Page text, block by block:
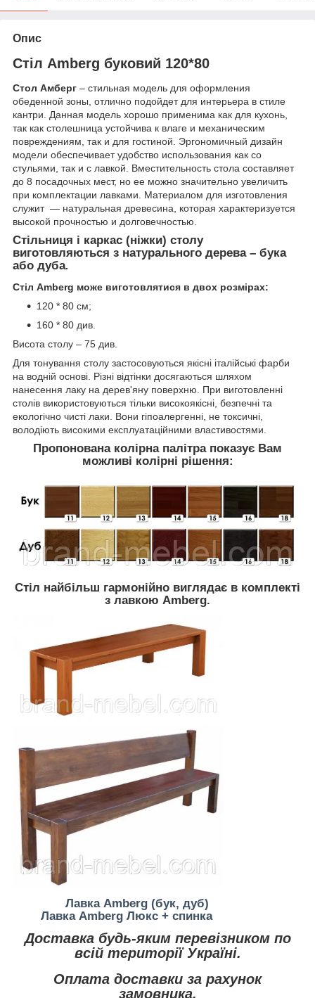
Опис
Стіл Amberg буковий 120*80
Стол Амберг – стильная модель для оформления
обеденной зоны, отлично подойдет для интерьера в стиле
кантри. Данная модель хорошо применима как для кухонь,
так как столешница устойчива к влаге и механическим
повреждениям, так и для гостиной. Эргономичный дизайн
модели обеспечивает удобство использования как со
стульями, так и с лавкой. Вместительность стола составляет
до 8 посадочных мест, но ее можно значительно увеличить
при комплектации лавками. Материалом для изготовления
служит — натуральная древесина, которая характеризуется
высокой прочностью и долговечностью.
Стільниця і каркас (ніжки) столу
виготовляються з натурального дерева – бука
або дуба.
Стіл Amberg може виготовлятися в двох розмірах:
120 * 80 см;
160 * 80 див.
Висота столу – 75 див.
Для тонування столу застосовуються якісні італійські фарби
на водній основі. Різні відтінки досягаються шляхом
нанесення лаку на дерев'яну поверхню. При виготовленні
столів використовуються тільки високоякісні, безпечні та
екологічно чисті лаки. Вони гіпоалергенні, не токсичні,
володіють високими експлуатаційними властивостями.
Пропонована колірна палітра показує Вам
можливі колірні рішення:
Стіл найбільш гармонійно виглядає в комплекті
з лавкою Amberg.
Лавка Amberg (бук, дуб)
Лавка Amberg Люкс + спинка
Доставка будь-яким перевізником по
всій території Україні.
Оплата доставки за рахунок
замовника.